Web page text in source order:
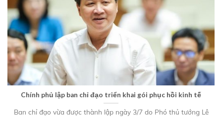
Chính phủ lập ban chỉ đạo triển khai gói phục hồi kinh tế
Ban chỉ đạo vừa được thành lập ngày 3/7 do Phó thủ tướng Lê